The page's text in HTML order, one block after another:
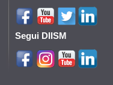
Segui DIISM